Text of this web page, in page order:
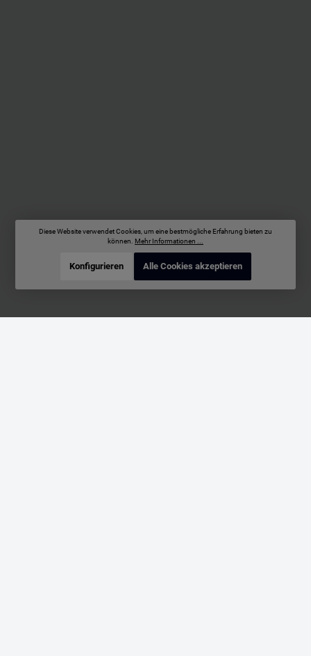
Diese Website verwendet Cookies, um eine bestmögliche Erfahrung bieten zu
können. Mehr Informationen ...
Konfigurieren Alle Cookies akzeptieren